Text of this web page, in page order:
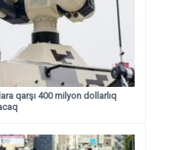
qarşı 400 milyon dollarlıq